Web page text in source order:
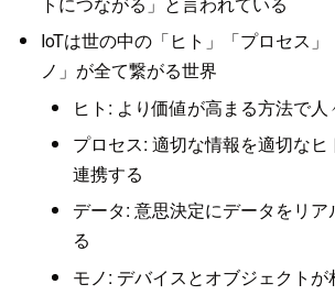
IoTは世の中の「ヒト」「プロセス
ノ」が全て繋がる世界
ヒト: より価値が高まる方法で人
プロセス: 適切な情報を適切な
連携する
データ: 意思決定にデータをリ
る
モノ: デバイスとオブジェクトが